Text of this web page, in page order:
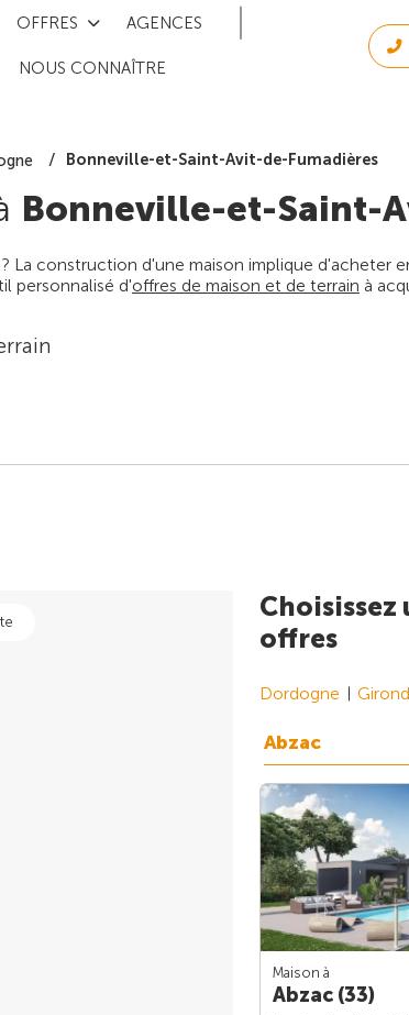
OFFRES AGENCES
NOUS CONNAÎTRE
Bonneville-et-Saint-Avit-de-Fumadières
Bonneville-et-Saint-
La construction d'une maison implique d'acheter
personnalisé d'offres de maison et de terrain à
offres
Dordogne
Abzac
Maison à
Abzac (33)